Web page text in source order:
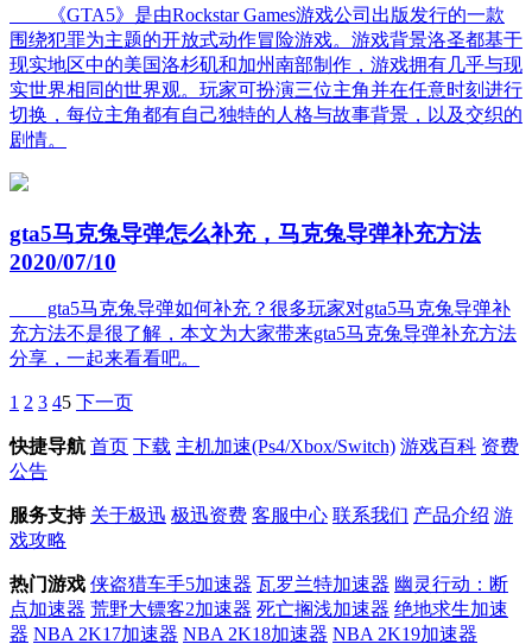
《GTA5》是由Rockstar Games游戏公司出版发行的一款
围绕犯罪为主题的开放式动作冒险游戏。游戏背景洛圣都基于
现实地区中的美国洛杉矶和加州南部制作，游戏拥有几乎与现
实世界相同的世界观。玩家可扮演三位主角并在任意时刻进行
切换，每位主角都有自己独特的人格与故事背景，以及交织的
剧情。
gta5马克兔导弹怎么补充，马克兔导弹补充方法
2020/07/10
gta5马克兔导弹如何补充？很多玩家对gta5马克兔导弹补
充方法不是很了解，本文为大家带来gta5马克兔导弹补充方法
分享，一起来看看吧。
1 2 3 45 下一页
快捷导航 首页 下载 主机加速(Ps4/Xbox/Switch) 游戏百科 资费
公告
服务支持 关于极迅 极迅资费 客服中心 联系我们 产品介绍 游
戏攻略
热门游戏 侠盗猎车手5加速器 瓦罗兰特加速器 幽灵行动：断
点加速器 荒野大镖客2加速器 死亡搁浅加速器 绝地求生加速
器 NBA 2K17加速器 NBA 2K18加速器 NBA 2K19加速器